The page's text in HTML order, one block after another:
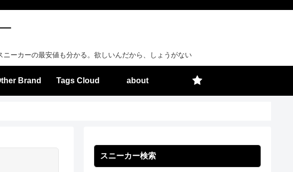
ーカーの最安値も分かる。欲しいんだから、しょうがない
Brand Tags Cloud about
スニーカー検索